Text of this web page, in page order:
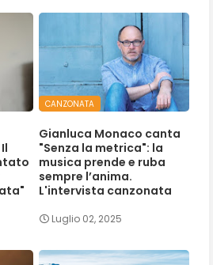
CANZONATA
Gianluca Monaco canta
"Senza la metrica": la
musica prende e ruba
sempre l’anima.
L'intervista canzonata
Luglio 02, 2025